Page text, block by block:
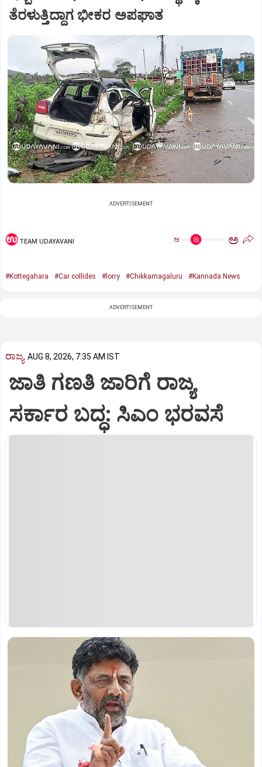
ತೆರಳುತ್ತಿದ್ದಾಗ ಭೀಕರ ಅಪಘಾತ
ADVERTISEMENT
TEAM UDAYAVANI ಅ ಅ
#Kottegahara #Car collides #lorry #Chikkamagaluru #Kannada News
ADVERTISEMENT
ರಾಜ್ಯ AUG 8, 2026, 7:35 AM IST
ಜಾತಿ ಗಣತಿ ಜಾರಿಗೆ ರಾಜ್ಯ
ಸರ್ಕಾರ ಬದ್ಧ: ಸಿಎಂ ಭರವಸೆ